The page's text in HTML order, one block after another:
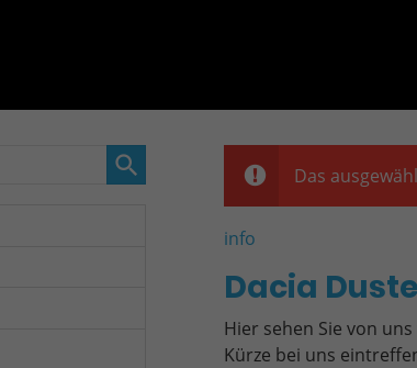
Das
info
Dacia
Hier sehen Sie von
Kürze bei uns